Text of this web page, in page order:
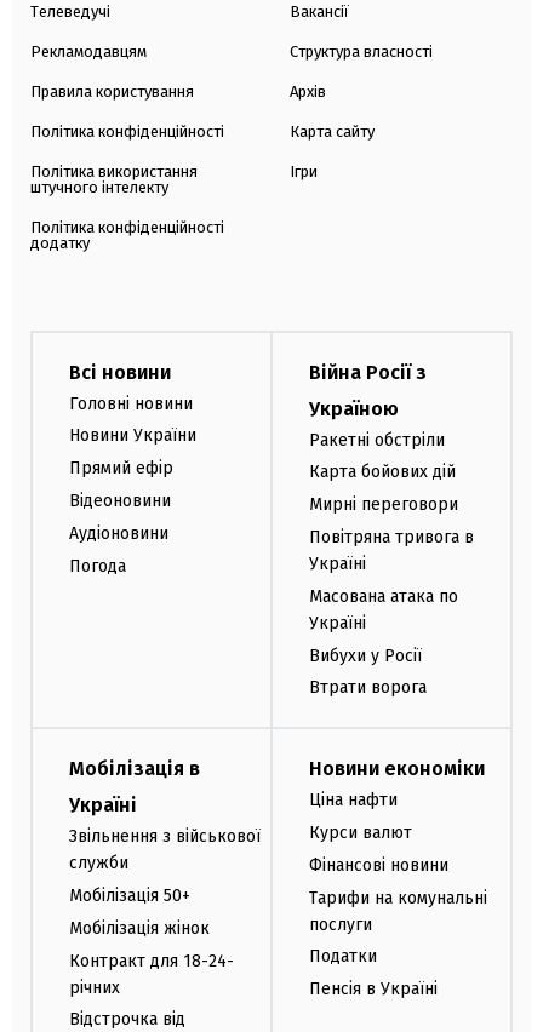
Телеведучі
Рекламодавцям
Правила користування
Політика конфіденційності
Політика використання
штучного інтелекту
Політика конфіденційності
додатку
Вакансії
Структура власності
Архів
Карта сайту
Ігри
Всі новини
Головні новини
Новини України
Прямий ефір
Відеоновини
Аудіоновини
Погода
Війна Росії з
Україною
Ракетні обстріли
Карта бойових дій
Мирні переговори
Повітряна тривога в
Україні
Масована атака по
Україні
Вибухи у Росії
Втрати ворога
Мобілізація в
Україні
Звільнення з військової
служби
Мобілізація 50+
Мобілізація жінок
Контракт для 18-24-
річних
Відстрочка від
Новини економіки
Ціна нафти
Курси валют
Фінансові новини
Тарифи на комунальні
послуги
Податки
Пенсія в Україні